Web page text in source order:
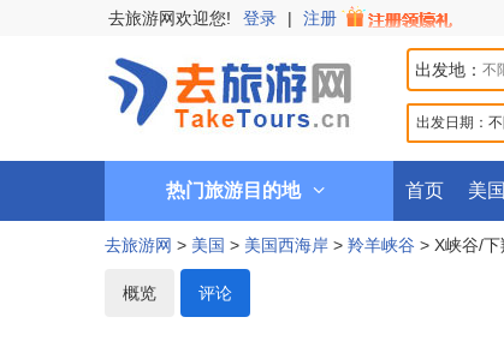
去旅游网欢迎您! 登录 | 注册
出发地：
出发日期：
热门旅游目的地 首页 美
去旅游网 > 美国 > 美国西海岸 > 羚羊峡谷 > X峡谷/
概览 评论